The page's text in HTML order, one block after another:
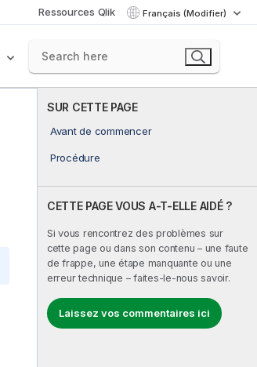
Ressources Qlik Français (Modifier)
SUR CETTE PAGE
Avant de commencer
Procédure
CETTE PAGE VOUS A-T-ELLE AIDÉ ?
Si vous rencontrez des problèmes sur
cette page ou dans son contenu – une faute
de frappe, une étape manquante ou une
erreur technique – faites-le-nous savoir.
Laissez vos commentaires ici